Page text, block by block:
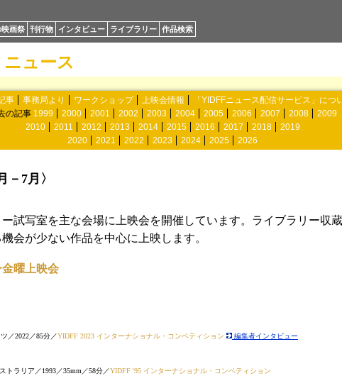
映画祭 刊行物 インタビュー ライブラリー 作品検索
ニュース
事 事務局より ワークショップ 上映会情報
「YIDFFニュース配信サービス」につ
の記事 1999 2000 2001 2002 2003 2004 2005 2006 2007 2008
2009
2010
2011 2012 2013 2014 2015 2016 2017 2018
2019
2020
2021 2022 2023 2024 2025 2026
7月〉
試写室を主な会場に上映会を開催しています。ライブラリー収
会が少ない作品を中心に上映します。
曜上映会
／2022／85分／YIDFF 2023 インターナショナル・コンペティション 編集者インタビュー
トラリア／1993／35mm／58分／YIDFF '95 インターナショナル・コンペティション